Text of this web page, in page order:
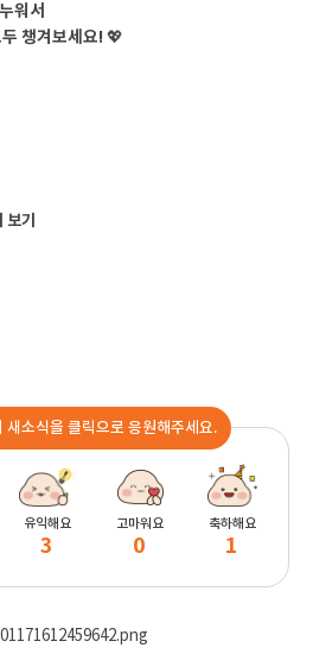
워서
챙겨보세요! 💖
기
새소식을 클릭으로 응원해주세요.
유익해요
3
고마워요
0
축하해요
1